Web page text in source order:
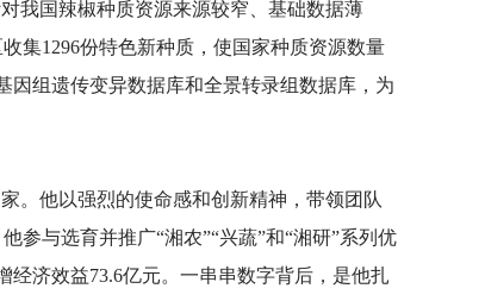
我国辣椒种质资源来源较窄、基础数据薄
集1296份特色新种质，使国家种质资源数量
因组遗传变异数据库和全景转录组数据库，为
。他以强烈的使命感和创新精神，带领团队
参与选育并推广“湘农”“兴蔬”和“湘研”系列优
济效益73.6亿元。一串串数字背后，是他扎